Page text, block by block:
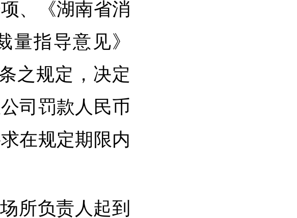
、《湖南省消
量指导意见》
之规定，决定
司罚款人民币
在规定期限内
所负责人起到